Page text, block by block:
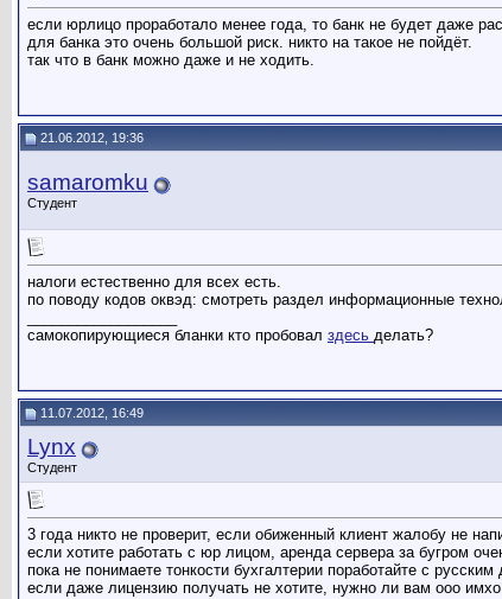
если юрлицо проработало менее года, то банк не будет даже
для банка это очень большой риск. никто на такое не пойдёт.
так что в банк можно даже и не ходить.
21.06.2012, 19:36
samaromku
Студент
налоги естественно для всех есть.
по поводу кодов оквэд: смотреть раздел информационные
самокопирующиеся бланки кто пробовал здесь делать?
11.07.2012, 16:49
Lynx
Студент
3 года никто не проверит, если обиженный клиент жалобу не
если хотите работать с юр лицом, аренда сервера за бугром
пока не понимаете тонкости бухгалтерии поработайте с
если даже лицензию получать не хотите, нужно ли вам ооо